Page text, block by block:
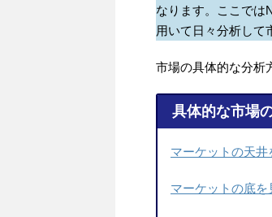
なります。ここでは
用いて日々分析して
市場の具体的な分析
具体的な市場
マーケットの天
マーケットの底